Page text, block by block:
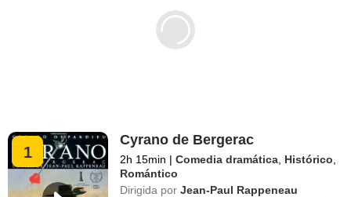
1
Cyrano de Bergerac
2h 15min | Comedia dramática Histórico
Romántico
Dirigida por Jean-Paul Rappeneau